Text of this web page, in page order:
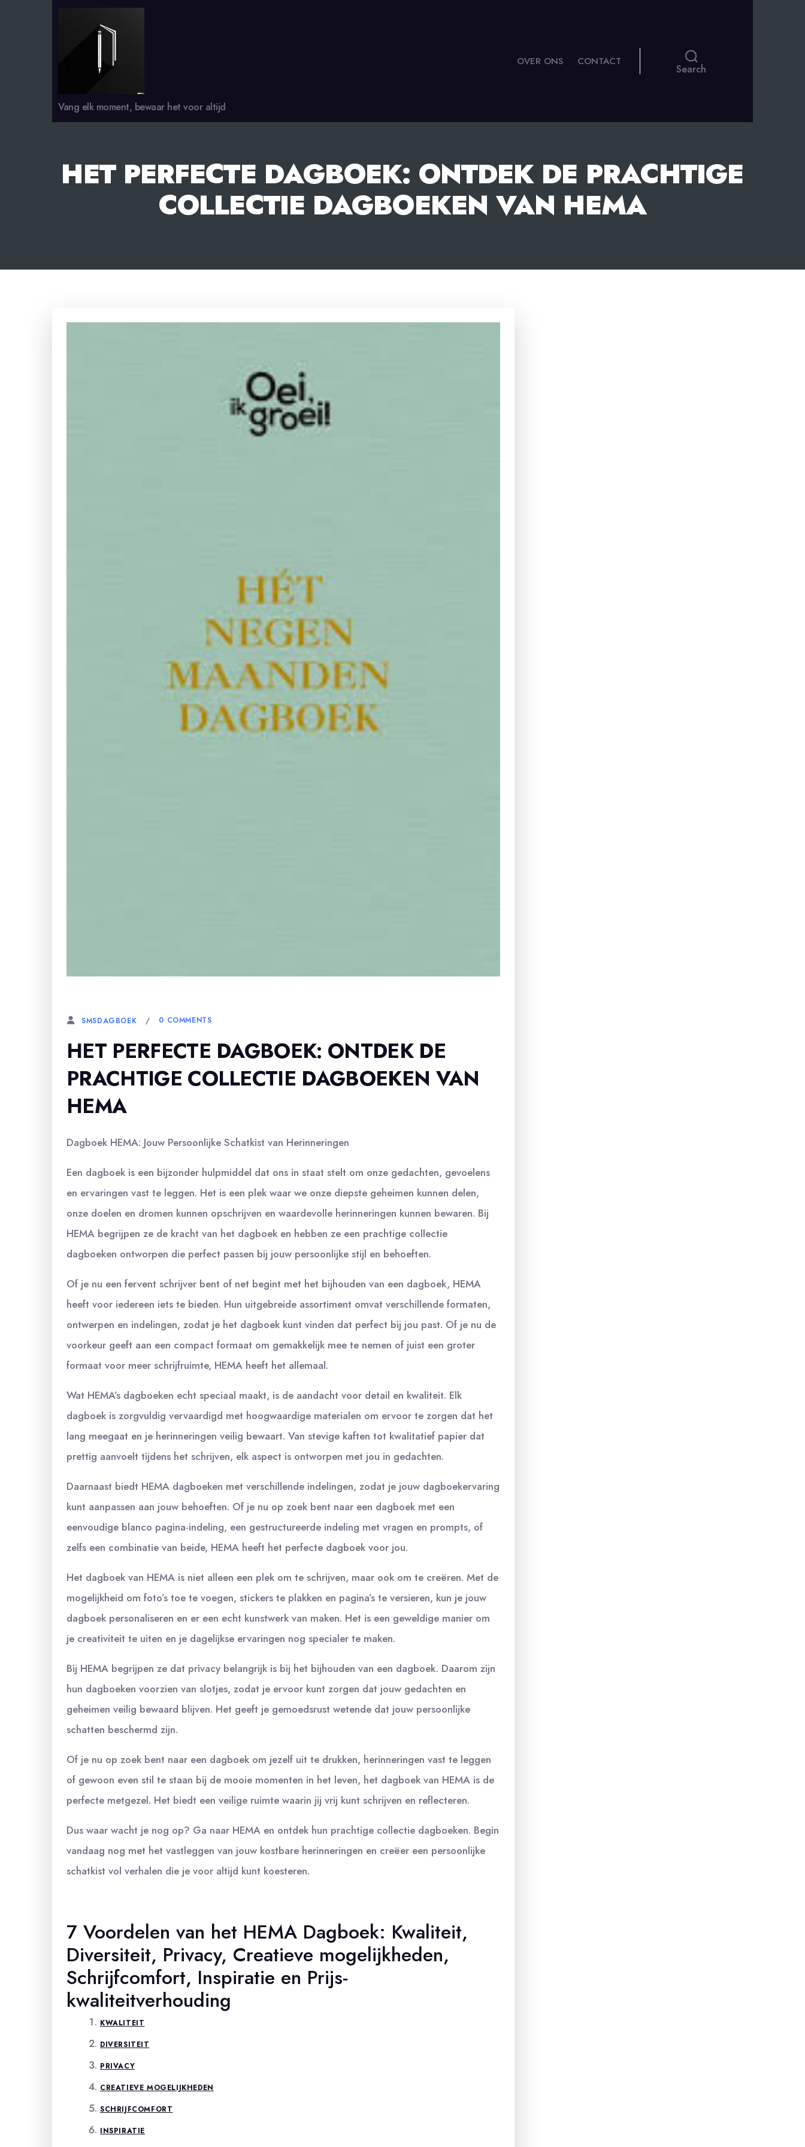
Vang elk moment, bewaar het voor altijd
OVER ONS CONTACT
Search
HET PERFECTE DAGBOEK: ONTDEK DE PRACHTIGE
COLLECTIE DAGBOEKEN VAN HEMA
SMSDAGBOEK 0 COMMENTS
HET PERFECTE DAGBOEK: ONTDEK DE
PRACHTIGE COLLECTIE DAGBOEKEN VAN
HEMA
Dagboek HEMA: Jouw Persoonlijke Schatkist van Herinneringen
Een dagboek is een bijzonder hulpmiddel dat ons in staat stelt om onze gedachten, gevoelens
en ervaringen vast te leggen. Het is een plek waar we onze diepste geheimen kunnen delen,
onze doelen en dromen kunnen opschrijven en waardevolle herinneringen kunnen bewaren. Bij
HEMA begrijpen ze de kracht van het dagboek en hebben ze een prachtige collectie
dagboeken ontworpen die perfect passen bij jouw persoonlijke stijl en behoeften.
Of je nu een fervent schrijver bent of net begint met het bijhouden van een dagboek, HEMA
heeft voor iedereen iets te bieden. Hun uitgebreide assortiment omvat verschillende formaten,
ontwerpen en indelingen, zodat je het dagboek kunt vinden dat perfect bij jou past. Of je nu de
voorkeur geeft aan een compact formaat om gemakkelijk mee te nemen of juist een groter
formaat voor meer schrijfruimte, HEMA heeft het allemaal.
Wat HEMA’s dagboeken echt speciaal maakt, is de aandacht voor detail en kwaliteit. Elk
dagboek is zorgvuldig vervaardigd met hoogwaardige materialen om ervoor te zorgen dat het
lang meegaat en je herinneringen veilig bewaart. Van stevige kaften tot kwalitatief papier dat
prettig aanvoelt tijdens het schrijven, elk aspect is ontworpen met jou in gedachten.
Daarnaast biedt HEMA dagboeken met verschillende indelingen, zodat je jouw dagboekervaring
kunt aanpassen aan jouw behoeften. Of je nu op zoek bent naar een dagboek met een
eenvoudige blanco pagina-indeling, een gestructureerde indeling met vragen en prompts, of
zelfs een combinatie van beide, HEMA heeft het perfecte dagboek voor jou.
Het dagboek van HEMA is niet alleen een plek om te schrijven, maar ook om te creëren. Met de
mogelijkheid om foto’s toe te voegen, stickers te plakken en pagina’s te versieren, kun je jouw
dagboek personaliseren en er een echt kunstwerk van maken. Het is een geweldige manier om
je creativiteit te uiten en je dagelijkse ervaringen nog specialer te maken.
Bij HEMA begrijpen ze dat privacy belangrijk is bij het bijhouden van een dagboek. Daarom zijn
hun dagboeken voorzien van slotjes, zodat je ervoor kunt zorgen dat jouw gedachten en
geheimen veilig bewaard blijven. Het geeft je gemoedsrust wetende dat jouw persoonlijke
schatten beschermd zijn.
Of je nu op zoek bent naar een dagboek om jezelf uit te drukken, herinneringen vast te leggen
of gewoon even stil te staan bij de mooie momenten in het leven, het dagboek van HEMA is de
perfecte metgezel. Het biedt een veilige ruimte waarin jij vrij kunt schrijven en reflecteren.
Dus waar wacht je nog op? Ga naar HEMA en ontdek hun prachtige collectie dagboeken. Begin
vandaag nog met het vastleggen van jouw kostbare herinneringen en creëer een persoonlijke
schatkist vol verhalen die je voor altijd kunt koesteren.
7 Voordelen van het HEMA Dagboek: Kwaliteit,
Diversiteit, Privacy, Creatieve mogelijkheden,
Schrijfcomfort, Inspiratie en Prijs-
kwaliteitverhouding
KWALITEIT
DIVERSITEIT
PRIVACY
CREATIEVE MOGELIJKHEDEN
SCHRIJFCOMFORT
INSPIRATIE